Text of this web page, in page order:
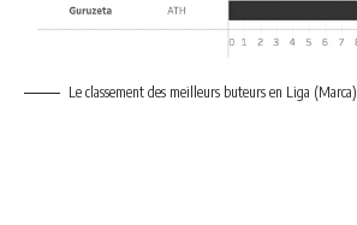
Le classement des meilleurs buteurs en Liga (Marca)